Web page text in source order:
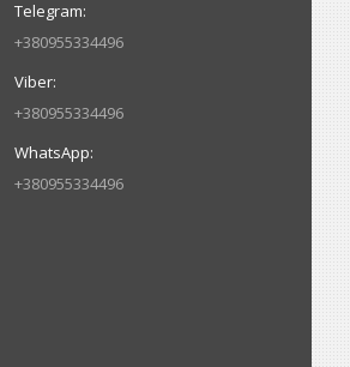
+380955334496
+380955334496
+380955334496